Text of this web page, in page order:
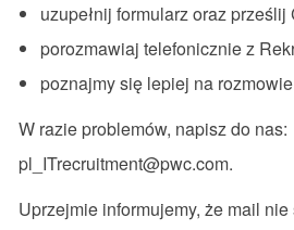
uzupełnij formularz oraz prześlij
porozmawiaj telefonicznie z
poznajmy się lepiej na
W razie problemów, napisz do nas:
pl_ITrecruitment@pwc.com.
Uprzejmie informujemy, że mail nie